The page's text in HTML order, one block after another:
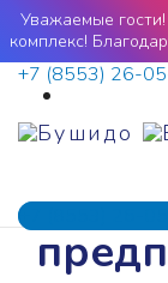
Уважаемые
комплекс!
+7 (8553) 26-
+7 (8553) 26-
Бушидо>
Приглашаем к